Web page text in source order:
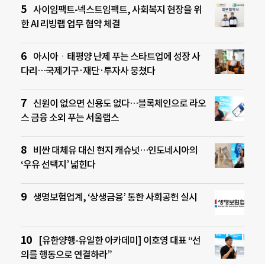
사이임팩트-넥스트임팩트, 사회복지 현장을 위
한 AI 리빙랩 업무 협약 체결
아시아ㆍ태평양 난제 푸는 스타트업에 성장 사
다리…국제기구·재단·투자사 뭉쳤다
신원이 없으면 신용도 없다…블록체인으로 라오
스 금융 소외 푸는 서울랩스
비싼 대체유 대신 현지 캐슈넛…인도네시아의
‘우유 선택지’ 넓힌다
생명보험업계, ‘상생금융’ 통한 사회공헌 실시
[유한양행-유일한 아카데미] 이호영 대표 “선
의를 행동으로 연결하라”